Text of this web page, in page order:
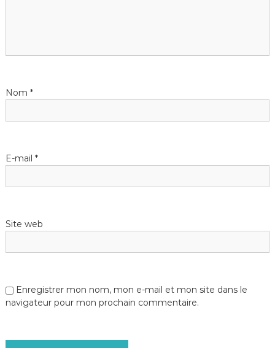
Nom *
E-mail *
Site web
Enregistrer mon nom, mon e-mail et mon site dans le
navigateur pour mon prochain commentaire.